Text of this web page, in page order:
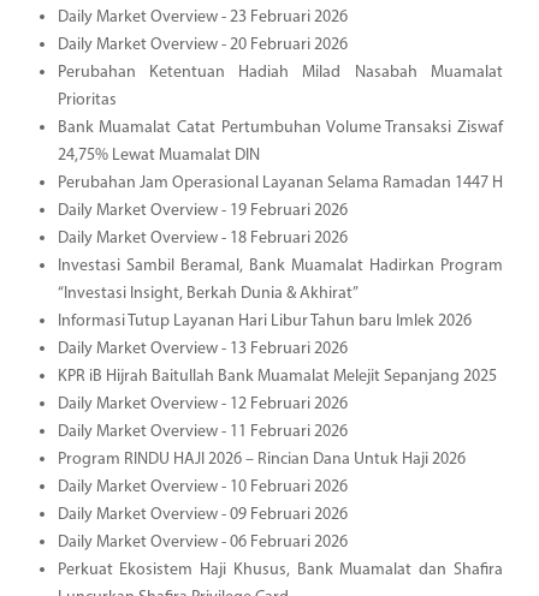
Daily Market Overview - 23 Februari 2026
Daily Market Overview - 20 Februari 2026
Perubahan Ketentuan Hadiah Milad Nasabah Muamalat
Prioritas
Bank Muamalat Catat Pertumbuhan Volume Transaksi Ziswaf
24,75% Lewat Muamalat DIN
Perubahan Jam Operasional Layanan Selama Ramadan 1447 H
Daily Market Overview - 19 Februari 2026
Daily Market Overview - 18 Februari 2026
Investasi Sambil Beramal, Bank Muamalat Hadirkan Program
“Investasi Insight, Berkah Dunia & Akhirat”
Informasi Tutup Layanan Hari Libur Tahun baru Imlek 2026
Daily Market Overview - 13 Februari 2026
KPR iB Hijrah Baitullah Bank Muamalat Melejit Sepanjang 2025
Daily Market Overview - 12 Februari 2026
Daily Market Overview - 11 Februari 2026
Program RINDU HAJI 2026 – Rincian Dana Untuk Haji 2026
Daily Market Overview - 10 Februari 2026
Daily Market Overview - 09 Februari 2026
Daily Market Overview - 06 Februari 2026
Perkuat Ekosistem Haji Khusus, Bank Muamalat dan Shafira